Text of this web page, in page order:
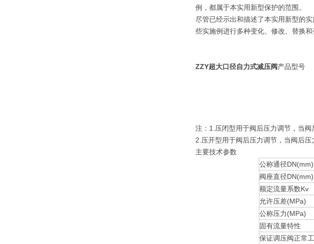
例，都属于本实用新型保护的范围。
尽管已经示出和描述了本实用新型的
些实施例进行多种变化、修改、替换
ZZY超大口径自力式减压阀产品型号
注：1.压闭型用于阀后压力调节，当阀
2.压开型用于阀后压力调节，当阀后压
主要技术参数
公称通径DN(mm)
阀座直径DN(mm)
额定流量系数Kv
允许压差(MPa)
公称压力(MPa)
固有流量特性
保证调压阀正常